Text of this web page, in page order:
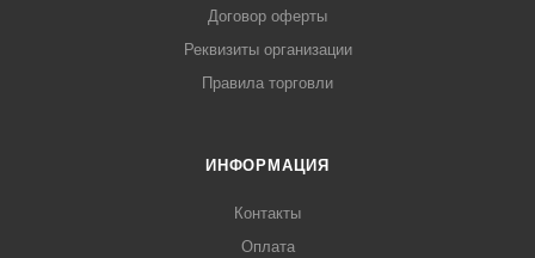
Договор оферты
Реквизиты организации
Правила торговли
ИНФОРМАЦИЯ
Контакты
Оплата